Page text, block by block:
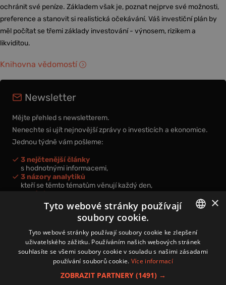
ochránit své peníze. Základem však je, poznat nejprve své možnosti,
preference a stanovit si realistická očekávání. Váš investiční plán by
měl počítat se třemi základy investování - výnosem, rizikem a
likviditou.
Knihovna vědomostí
Newsletter
Mějte přehled s newsletterem.
Nenechte si ujít nejnovější zprávy o investicích a ekonomice.
Jednou týdně vám pošleme:
3 nejčtenější články
s hodnotnými informacemi,
3 názory analytiků
kteří se těmto tématům věnují každý den,
nová videa a podcasty
k prohloubení vašich znalostí.
Přihlášením k newsletteru vyjadřujete svůj souhlas spodmínkami
zpracování osobních údajů.
CZECH
×
Tyto webové stránky používají
soubory cookie.
Tyto webové stránky používají soubory cookie ke zlepšení
uživatelského zážitku. Používáním našich webových stránek
souhlasíte se všemi soubory cookie v souladu s našimi zásadami
používání souborů cookie. Více informací
ZOBRAZIT PARTNERY (1491) →